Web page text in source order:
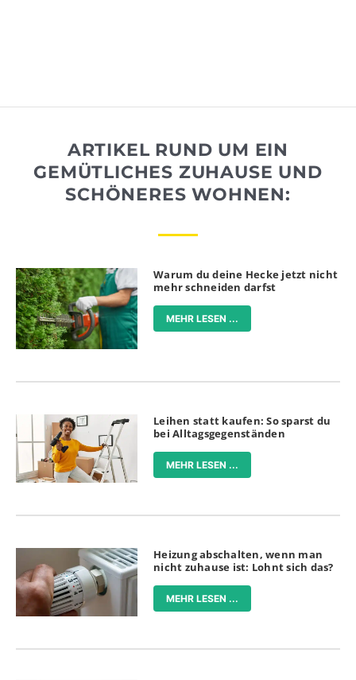
ARTIKEL RUND UM EIN
GEMÜTLICHES ZUHAUSE UND
SCHÖNERES WOHNEN:
Warum du deine Hecke jetzt nicht
mehr schneiden darfst
MEHR LESEN ...
Leihen statt kaufen: So sparst du
bei Alltagsgegenständen
MEHR LESEN ...
Heizung abschalten, wenn man
nicht zuhause ist: Lohnt sich das?
MEHR LESEN ...